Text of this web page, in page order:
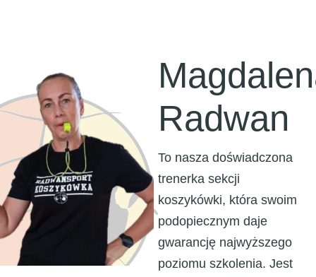
Radwan
To nasza doświadczona
trenerka sekcji
koszykówki, która swoim
podopiecznym daje
gwarancję najwyższego
poziomu szkolenia. Jest